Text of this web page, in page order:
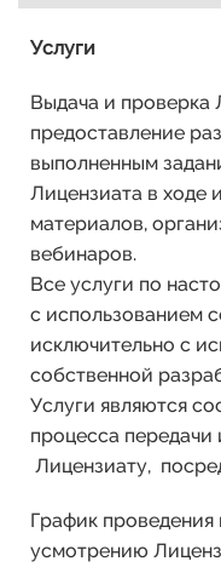
Услуги
Выдача и проверка
предоставление
выполненным
Лицензиата в ходе
материалов,
вебинаров.
Все услуги по
с использованием
исключительно с
собственной
Услуги являются
процесса
Лицензиату,
График проведения
усмотрению